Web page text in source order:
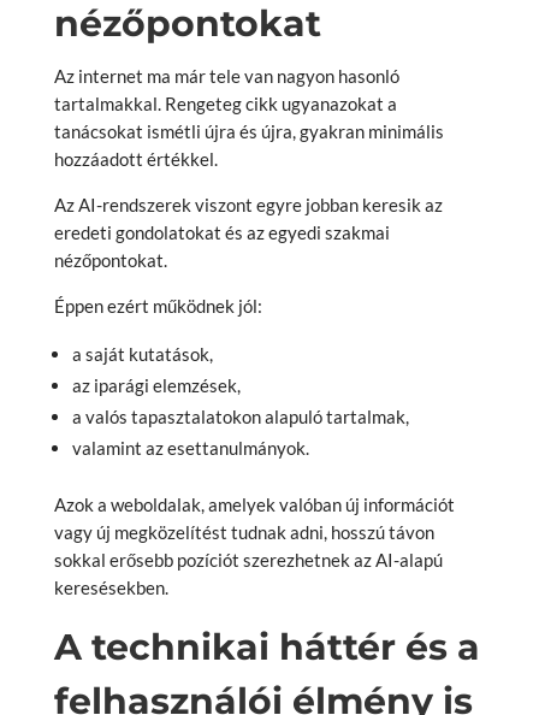
nézőpontokat
Az internet ma már tele van nagyon hasonló
tartalmakkal. Rengeteg cikk ugyanazokat a
tanácsokat ismétli újra és újra, gyakran minimális
hozzáadott értékkel.
Az AI-rendszerek viszont egyre jobban keresik az
eredeti gondolatokat és az egyedi szakmai
nézőpontokat.
Éppen ezért működnek jól:
a saját kutatások,
az iparági elemzések,
a valós tapasztalatokon alapuló tartalmak,
valamint az esettanulmányok.
Azok a weboldalak, amelyek valóban új információt
vagy új megközelítést tudnak adni, hosszú távon
sokkal erősebb pozíciót szerezhetnek az AI-alapú
keresésekben.
A technikai háttér és a
felhasználói élmény is